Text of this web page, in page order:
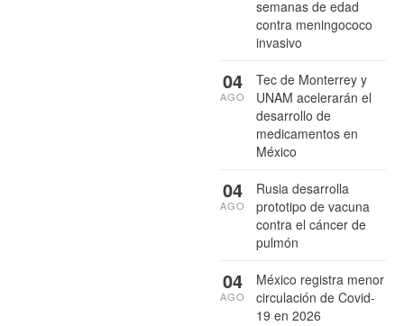
semanas de edad
contra meningococo
invasivo
Tec de Monterrey y
UNAM acelerarán el
desarrollo de
medicamentos en
México
04
AGO
Rusia desarrolla
prototipo de vacuna
contra el cáncer de
pulmón
04
AGO
México registra menor
circulación de Covid-
19 en 2026
04
AGO